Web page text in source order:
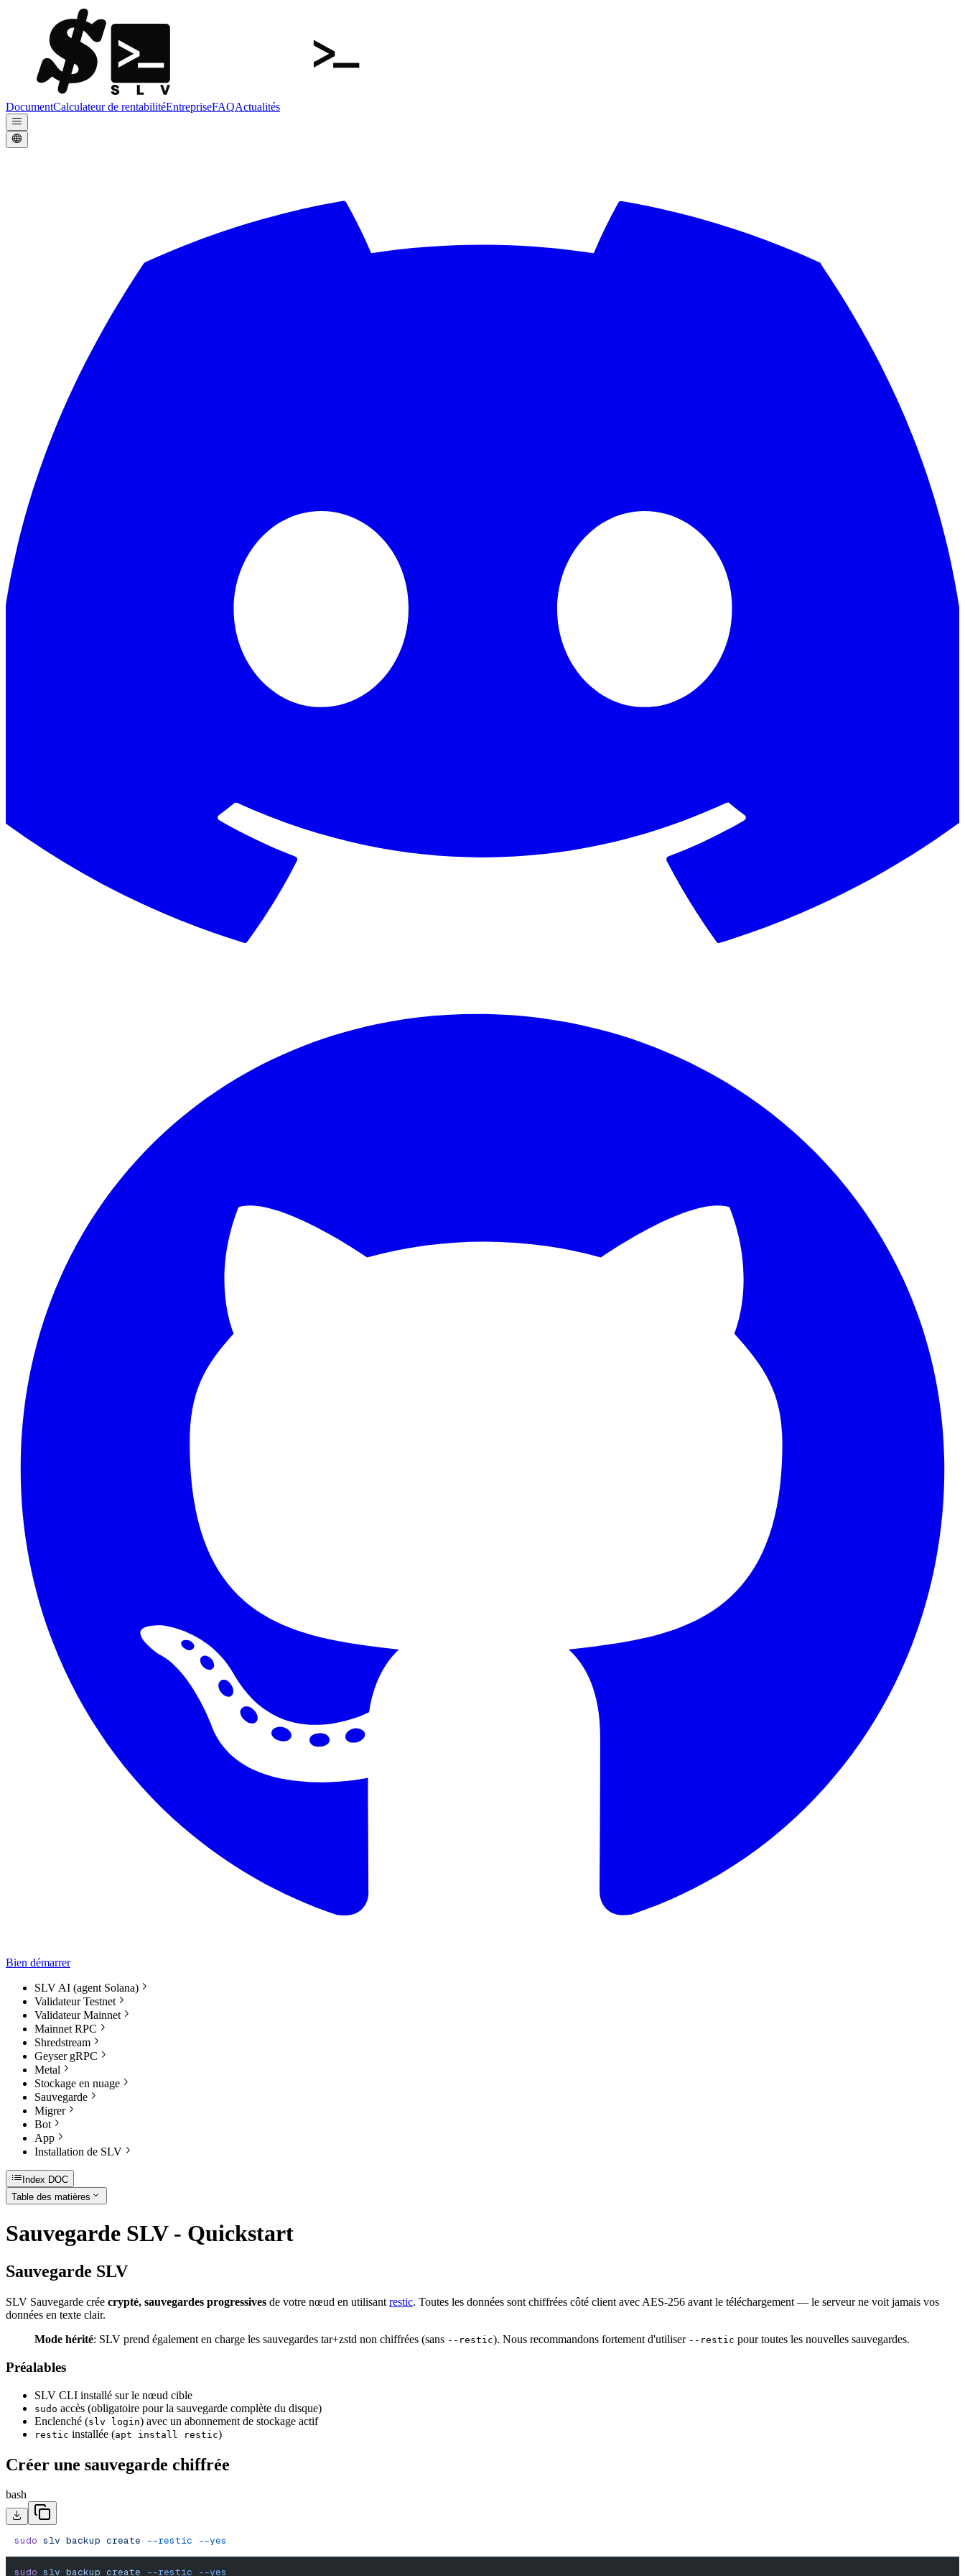
DocumentCalculateur de rentabilitéEntrepriseFAQActualités
Bien démarrer
SLV AI (agent Solana)
Validateur Testnet
Validateur Mainnet
Mainnet RPC
Shredstream
Geyser gRPC
Metal
Stockage en nuage
Sauvegarde
Migrer
Bot
App
Installation de SLV
Index DOC
Table des matières
Sauvegarde SLV - Quickstart
Sauvegarde SLV
SLV Sauvegarde crée crypté, sauvegardes progressives de votre nœud en utilisant restic. Toutes les données sont chiffrées côté client avec AES-256 avant le téléchargement — le serveur ne voit jamais vos
données en texte clair.
Mode hérité: SLV prend également en charge les sauvegardes tar+zstd non chiffrées (sans --restic). Nous recommandons fortement d'utiliser --restic pour toutes les nouvelles sauvegardes.
Préalables
SLV CLI installé sur le nœud cible
sudo accès (obligatoire pour la sauvegarde complète du disque)
Enclenché (slv login) avec un abonnement de stockage actif
restic installée (apt install restic)
Créer une sauvegarde chiffrée
bash
sudo slv backup create --restic --yes
sudo slv backup create --restic --yes